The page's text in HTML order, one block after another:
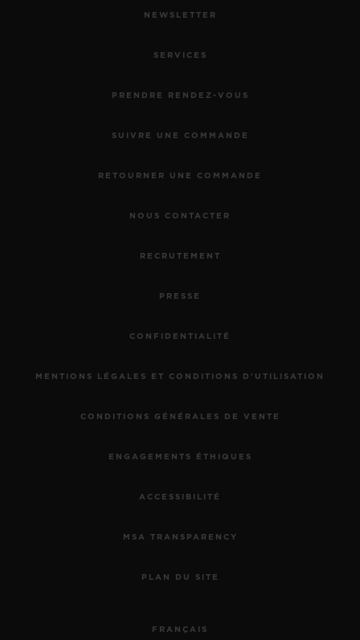
NEWSLETTER
SERVICES
PRENDRE RENDEZ-VOUS
SUIVRE UNE COMMANDE
RETOURNER UNE COMMANDE
NOUS CONTACTER
RECRUTEMENT
PRESSE
CONFIDENTIALITÉ
MENTIONS LÉGALES ET CONDITIONS D'UTILISATION
CONDITIONS GÉNÉRALES DE VENTE
ENGAGEMENTS ÉTHIQUES
ACCESSIBILITÉ
MSA TRANSPARENCY
PLAN DU SITE
FRANÇAIS